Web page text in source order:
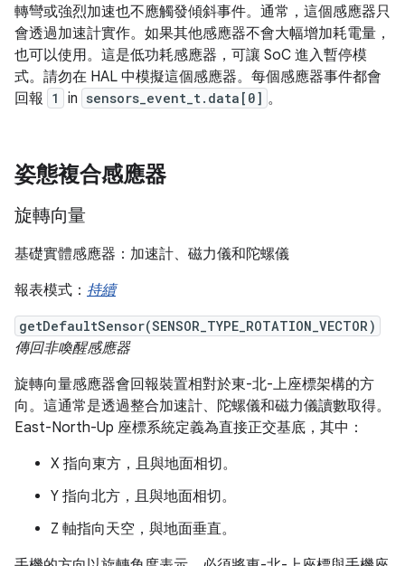
轉彎或強烈加速也不應觸發傾斜事件。通常，這個感應器只
會透過加速計實作。如果其他感應器不會大幅增加耗電量，
也可以使用。這是低功耗感應器，可讓 SoC 進入暫停模
式。請勿在 HAL 中模擬這個感應器。每個感應器事件都會
回報
1 in sensors_event_t.data[0] 。
姿態複合感應器
旋轉向量
基礎實體感應器：加速計、磁力儀和陀螺儀
報表模式： 持續
getDefaultSensor(SENSOR_TYPE_ROTATION_VECTOR)
傳回非喚醒感應器
旋轉向量感應器會回報裝置相對於東-北-上座標架構的方
向。這通常是透過整合加速計、陀螺儀和磁力儀讀數取得。
East-North-Up 座標系統定義為直接正交基底，其中：
X 指向東方，且與地面相切。
Y 指向北方，且與地面相切。
Z 軸指向天空，與地面垂直。